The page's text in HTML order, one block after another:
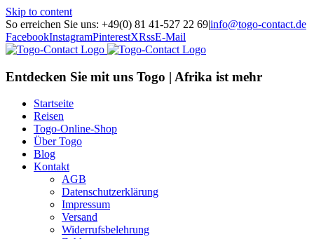
Skip to content
So erreichen Sie uns: +49(0) 81 41-527 22 69|info@togo-contact.de
FacebookInstagramPinterestXRssE-Mail
Entdecken Sie mit uns Togo | Afrika ist mehr
Startseite
Reisen
Togo-Online-Shop
Über Togo
Blog
Kontakt
AGB
Datenschutzerklärung
Impressum
Versand
Widerrufsbelehrung